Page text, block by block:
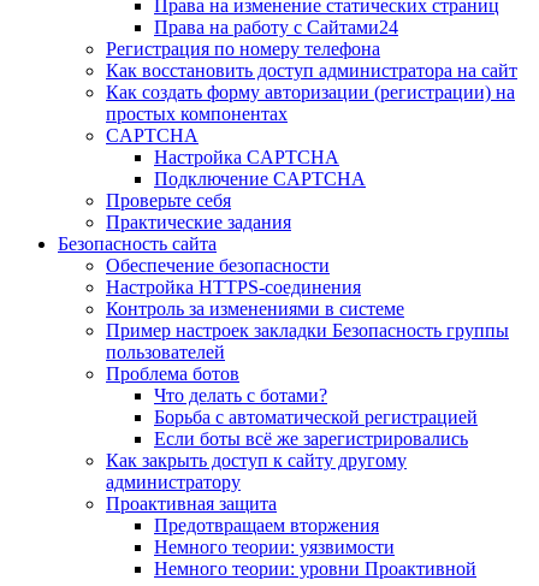
Права на изменение статических страниц
Права на работу с Сайтами24
Регистрация по номеру телефона
Как восстановить доступ администратора на сайт
Как создать форму авторизации (регистрации) на
простых компонентах
CAPTCHA
Настройка CAPTCHA
Подключение CAPTCHA
Проверьте себя
Практические задания
Безопасность сайта
Обеспечение безопасности
Настройка HTTPS-соединения
Контроль за изменениями в системе
Пример настроек закладки Безопасность группы
пользователей
Проблема ботов
Что делать с ботами?
Борьба с автоматической регистрацией
Если боты всё же зарегистрировались
Как закрыть доступ к сайту другому
администратору
Проактивная защита
Предотвращаем вторжения
Немного теории: уязвимости
Немного теории: уровни Проактивной